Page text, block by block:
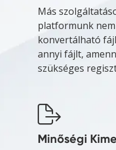
Más
platformunk
konvertálható
annyi fájlt,
szükséges
Minőségi